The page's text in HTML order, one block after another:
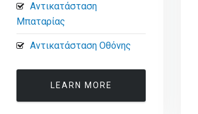
Αντικατάσταση
Μπαταρίας
Αντικατάσταση Οθόνης
LEARN MORE